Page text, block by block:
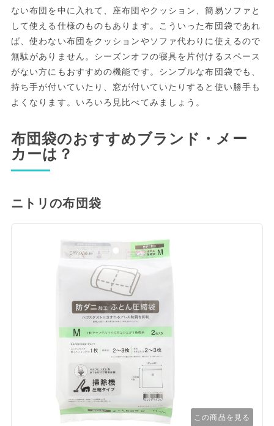
ない布団を中に入れて、座布団やクッション、簡易ソファと
して使える仕様のものもあります。こういった布団袋であれ
ば、使わない布団をクッションやソファ代わりに使えるので
無駄がありません。シーズンオフの寝具を片付けるスペース
がない方にもおすすめの機能です。シンプルな布団袋でも、
持ち手が付いていたり、窓が付いていたりすると使い勝手も
よくなります。いろいろ見比べてみましょう。
布団袋のおすすめブランド・メー
カーは？
ニトリの布団袋
この商品を見る